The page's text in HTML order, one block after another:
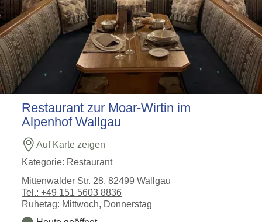
Restaurant zur Moar-Wirtin im
Alpenhof Wallgau
Auf Karte zeigen
Kategorie: Restaurant
Mittenwalder Str. 28, 82499 Wallgau
Tel.: +49 151 5603 8836
Ruhetag: Mittwoch, Donnerstag